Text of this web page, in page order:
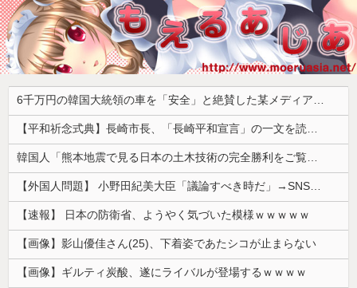
6千万円の韓国大統領の車を「安全」と絶賛した某メディア、高市首相の3千万円の車に対しては……
【平和祈念式典】長崎市長、「長崎平和宣言」の一文を読み飛ばす 「NPTの義務を履行し、核軍縮に向け着実に前進することを求めます」
韓国人「熊本地震で見る日本の土木技術の完全勝利をご覧ください」→「これはすごいわ」「こういうのを見ると日本人は何か適当に作る感じがしない・・・」...
【外国人問題】 小野田紀美大臣「議論すべき時だ」→SNS「まだ議論もしてなかったんだ...」→小野田大臣「これが進歩状況です」めちゃくちゃ仕事して...
【速報】 日本の防衛省、ようやく気づいた模様ｗｗｗｗｗ
【画像】影山優佳さん(25)、下着姿であたシコが止まらない
【画像】ギルティ炭酸、遂にライバルが登場するｗｗｗｗ